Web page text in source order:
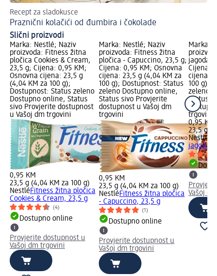
Recept za sladokusce
Praznični kolačići od đumbira i čokolade
Slični proizvodi
Marka: Nestlé; Naziv
proizvoda: Fitness žitna
pločica Cookies & Cream,
23,5 g; Cijena: 0,95 KM;
Osnovna cijena: 23,5 g
(4,04 KM za 100 g);
Dostupnost: Status zeleno
Dostupno online, Status
sivo Provjerite dostupnost
u Vašoj dm trgovini
0,95 KM
23,5 g (4,04 KM za 100 g)
NestléFitness žitna pločica
Cookies & Cream, 23,5 g
(4)
Dostupno online
Provjerite dostupnost u
Vašoj dm trgovini
Marka: Nestlé; Naziv
proizvoda: Fitness žitna
pločica - Capuccino, 23,5 g;
Cijena: 0,95 KM; Osnovna
cijena: 23,5 g (4,04 KM za
100 g); Dostupnost: Status
zeleno Dostupno online,
Status sivo Provjerite
dostupnost u Vašoj dm
trgovini
0,95 KM
23,5 g (4,04 KM za 100 g)
NestléFitness žitna pločica
- Capuccino, 23,5 g
(1)
Dostupno online
Provjerite dostupnost u
Vašoj dm trgovini
Marka:
jagoda i
Cijena:
cijena:
100 g);
zeleno
Status
trgovini
0,95 KM
23,5 g
Nestlé
jagoda i
Vašoj